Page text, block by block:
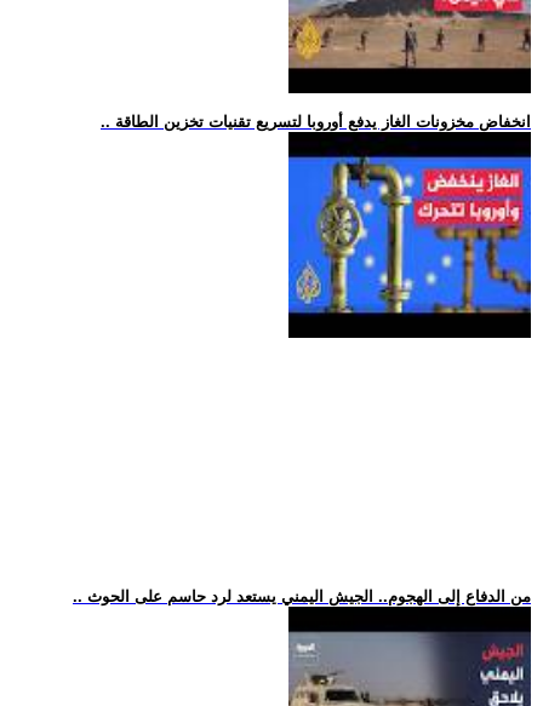
.. انخفاض مخزونات الغاز يدفع أوروبا لتسريع تقنيات تخزين الطاقة
.. من الدفاع إلى الهجوم.. الجيش اليمني يستعد لرد حاسم على الحوث